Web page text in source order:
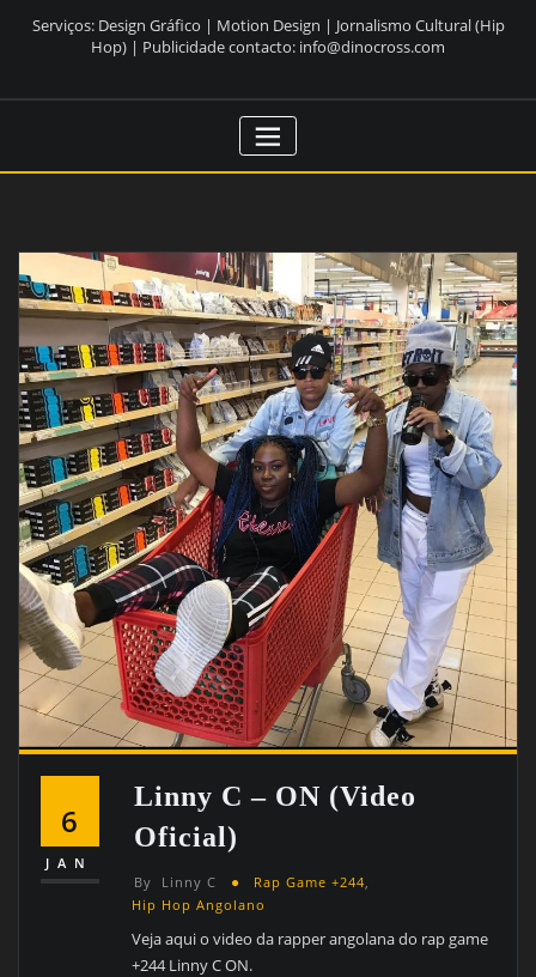
Serviços: Design Gráfico | Motion Design | Jornalismo Cultural (Hip
Hop) | Publicidade contacto: info@dinocross.com
6
JAN
Linny C – ON (Video
Oficial)
By Linny C Rap Game +244
Hip Hop Angolano
Veja aqui o video da rapper angolana do rap game
+244 Linny C ON.